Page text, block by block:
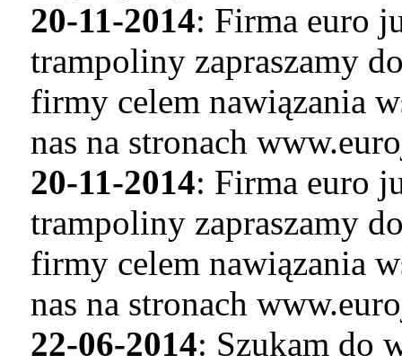
20-11-2014: Firma euro
trampoliny zapraszamy
firmy celem nawiązania
nas na stronach
20-11-2014: Firma euro
trampoliny zapraszamy
firmy celem nawiązania
nas na stronach
22-06-2014: Szukam do